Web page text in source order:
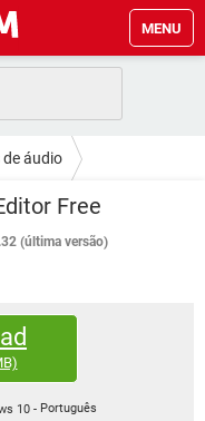
MENU
de áudio
Free
(última versão)
10- Português